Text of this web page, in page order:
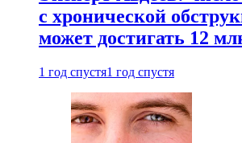
с хронической
может достигать 12
1 год спустя1 год спустя